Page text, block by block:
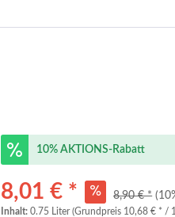
10% AKTIONS-Rabatt
8,01 € * 8,90 € *
Inhalt:0.75 Liter (Grundpreis 10,68 € * /